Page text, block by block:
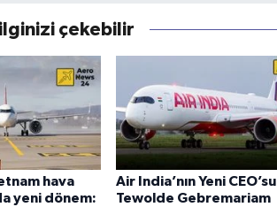
çekebilir
hava
yeni dönem:
Air India’nın Yeni CEO’su
Tewolde Gebremariam